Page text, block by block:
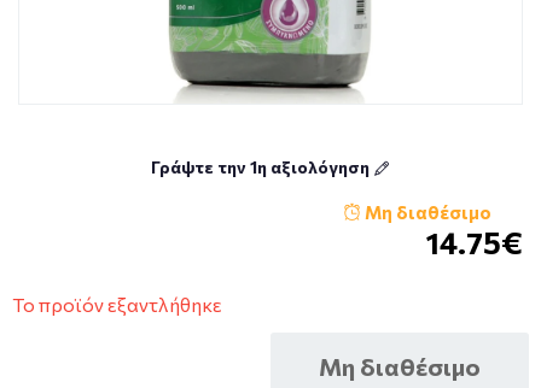
Γράψτε την 1η αξιολόγηση
Μη διαθέσιμο
14.75€
Το προϊόν εξαντλήθηκε
Μη διαθέσιμο